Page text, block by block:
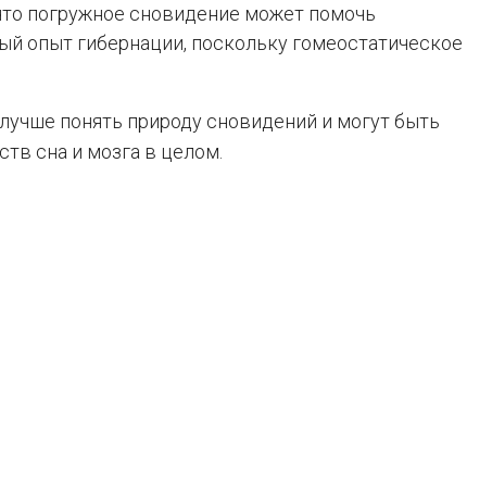
погружное сновидение может помочь
опыт гибернации, поскольку гомеостатическое
понять природу сновидений и могут быть
сна и мозга в целом.